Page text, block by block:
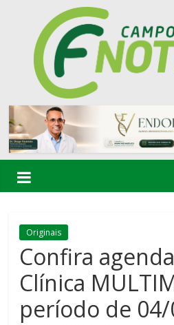
Originais
Confira
Clínica
período de 04/